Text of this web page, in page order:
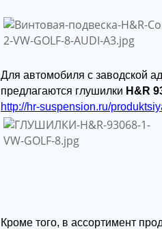
Для автомобиля с заводской
предлагаются глушилки H&R
http://hr-suspension.ru/
Кроме того, в ассортимент